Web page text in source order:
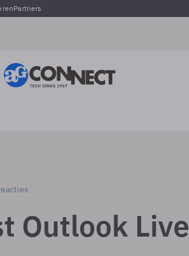
Partners
Outlook Live